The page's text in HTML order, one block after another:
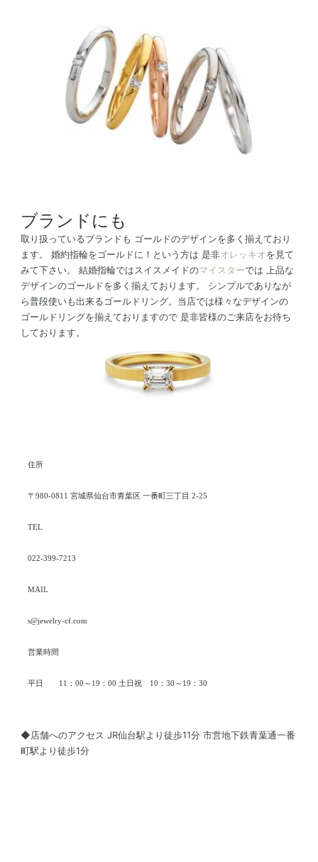
ブランドにも
取り扱っているブランドも ゴールドのデザインを多く揃えており
ます。 婚約指輪をゴールドに！という方は 是非オレッキオを見て
みて下さい。 結婚指輪ではスイスメイドのマイスターでは 上品な
デザインのゴールドを多く揃えております。 シンプルでありなが
ら普段使いも出来るゴールドリング。当店では様々なデザインの
ゴールドリングを揃えておりますので 是非皆様のご来店をお待ち
しております。
住所
〒980-0811 宮城県仙台市青葉区 一番町三丁目 2-25
TEL
022-399-7213
MAIL
s@jewelry-cf.com
営業時間
平日 11：00～19：00 土日祝 10：30～19：30
◆店舗へのアクセス JR仙台駅より徒歩11分 市営地下鉄青葉通一番
町駅より徒歩1分